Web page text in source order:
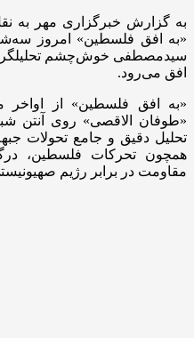
به گزارش خبرگزاری مهر به
سیدمصطفی خوش‌چشم تحلیلگر
افق می‌رود.
«طوفان الاقصی» روی آنتن
تحلیل دقیق و جامع تحولات
همچون تحرکات فلسطین،
مقاومت در برابر رژیم